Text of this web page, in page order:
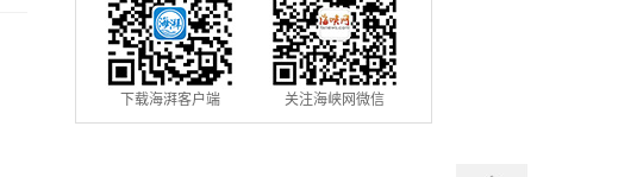
下载海湃客户端 关注海峡网微信